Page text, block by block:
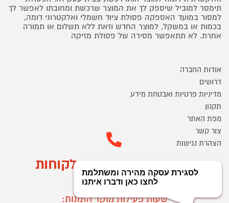
תימסר למוביל שיספק לך את המוצר שרכשת ומחובתו לאפשר לך
למסור במועד האספקה פסולת ציוד חשמלי ואלקטרוני דומה,
בכמות או במשקל, למוצר החדש וזאת ללא תשלום או תמורה
אחרת. לא תתאפשר מסירה של פסולת מזיקה
אודות החברה
דרושים
מדיניות פרטיות ואבטחת מידע
תקנון
מפת האתר
צור קשר
הצהרת נגישות
מוקד הזמנות ושירות לקוחות
03-9545370
שעות פעילות מוקד הזמנות: